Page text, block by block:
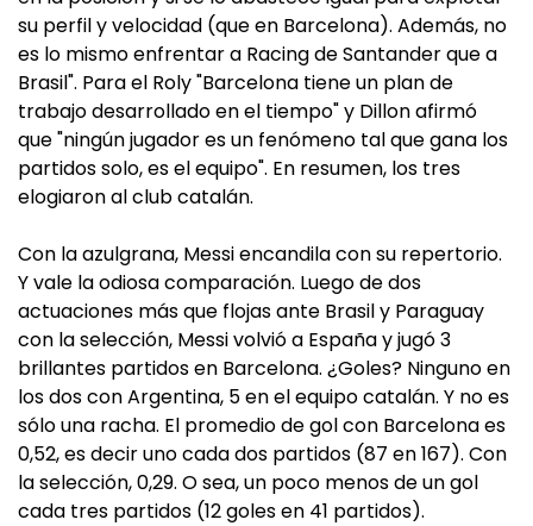
su perfil y velocidad (que en Barcelona). Además, no
es lo mismo enfrentar a Racing de Santander que a
Brasil". Para el Roly "Barcelona tiene un plan de
trabajo desarrollado en el tiempo" y Dillon afirmó
que "ningún jugador es un fenómeno tal que gana los
partidos solo, es el equipo". En resumen, los tres
elogiaron al club catalán.
Con la azulgrana, Messi encandila con su repertorio.
Y vale la odiosa comparación. Luego de dos
actuaciones más que flojas ante Brasil y Paraguay
con la selección, Messi volvió a España y jugó 3
brillantes partidos en Barcelona. ¿Goles? Ninguno en
los dos con Argentina, 5 en el equipo catalán. Y no es
sólo una racha. El promedio de gol con Barcelona es
0,52, es decir uno cada dos partidos (87 en 167). Con
la selección, 0,29. O sea, un poco menos de un gol
cada tres partidos (12 goles en 41 partidos).